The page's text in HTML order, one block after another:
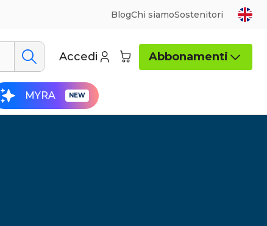
BlogChi siamoSostenitori
Accedi Abbonamenti
MYRA